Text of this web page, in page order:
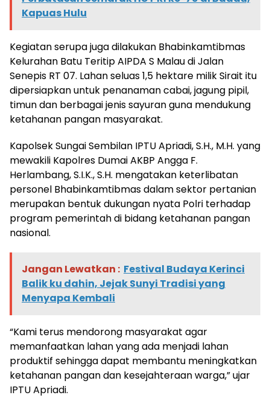
Kapuas Hulu
Kegiatan serupa juga dilakukan Bhabinkamtibmas
Kelurahan Batu Teritip AIPDA S Malau di Jalan
Senepis RT 07. Lahan seluas 1,5 hektare milik Sirait itu
dipersiapkan untuk penanaman cabai, jagung pipil,
timun dan berbagai jenis sayuran guna mendukung
ketahanan pangan masyarakat.
Kapolsek Sungai Sembilan IPTU Apriadi, S.H., M.H. yang
mewakili Kapolres Dumai AKBP Angga F.
Herlambang, S.I.K., S.H. mengatakan keterlibatan
personel Bhabinkamtibmas dalam sektor pertanian
merupakan bentuk dukungan nyata Polri terhadap
program pemerintah di bidang ketahanan pangan
nasional.
Jangan Lewatkan : Festival Budaya Kerinci
Balik ku dahin, Jejak Sunyi Tradisi yang
Menyapa Kembali
“Kami terus mendorong masyarakat agar
memanfaatkan lahan yang ada menjadi lahan
produktif sehingga dapat membantu meningkatkan
ketahanan pangan dan kesejahteraan warga,” ujar
IPTU Apriadi.